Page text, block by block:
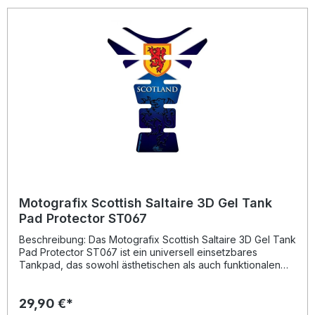
Blasenbildung oder Gelbstich Langlebiges Vinyl-Material
Hergestellt in England – offizielles, lizenziertes Produkt
Tank Pad Protector IOMTT05B Montageanleitung
Motografix Scottish Saltaire 3D Gel Tank
Pad Protector ST067
Beschreibung: Das Motografix Scottish Saltaire 3D Gel Tank
Pad Protector ST067 ist ein universell einsetzbares
Tankpad, das sowohl ästhetischen als auch funktionalen
Motorradtanks und schützt zuverlässig vor Kratzern,
29,90 €*